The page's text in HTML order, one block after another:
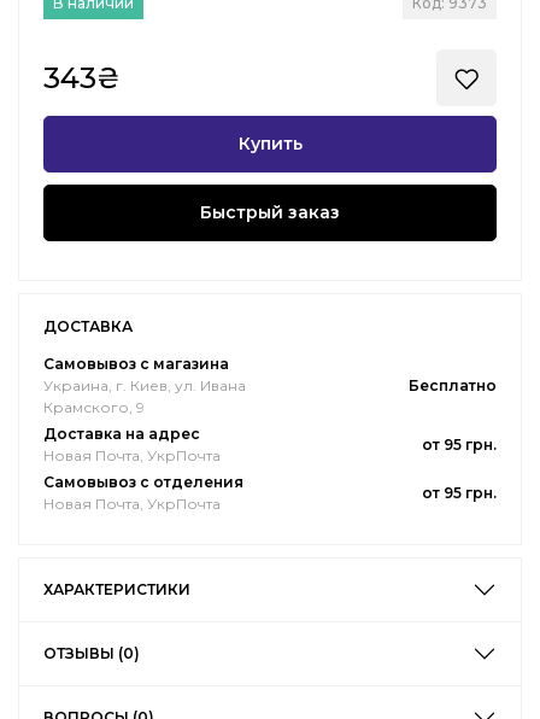
343₴
Купить
Быстрый заказ
ДОСТАВКА
Самовывоз с магазина
Украина, г. Киев, ул. Ивана
Крамского, 9
Бесплатно
Доставка на адрес
Новая Почта, УкрПочта
от 95 грн.
Самовывоз с отделения
Новая Почта, УкрПочта
от 95 грн.
ХАРАКТЕРИСТИКИ
ОТЗЫВЫ (0)